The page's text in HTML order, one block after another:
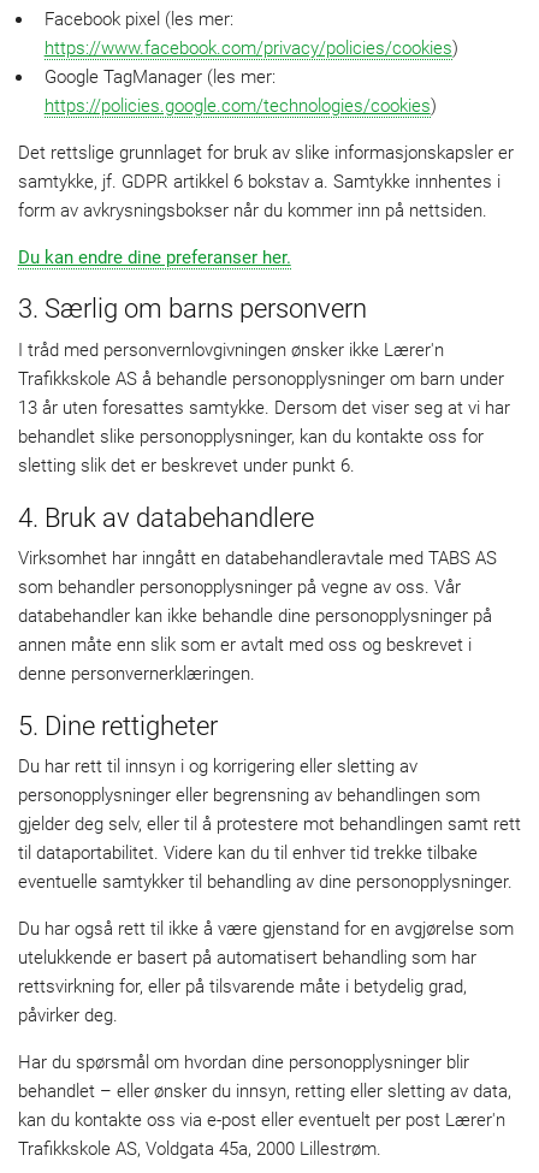
Facebook pixel (les mer:
https://www.facebook.com/privacy/policies/cookies)
Google TagManager (les mer:
https://policies.google.com/technologies/cookies)
Det rettslige grunnlaget for bruk av slike informasjonskapsler er
samtykke, jf. GDPR artikkel 6 bokstav a. Samtykke innhentes i
form av avkrysningsbokser når du kommer inn på nettsiden.
Du kan endre dine preferanser her.
3. Særlig om barns personvern
I tråd med personvernlovgivningen ønsker ikke Lærer'n
Trafikkskole AS å behandle personopplysninger om barn under
13 år uten foresattes samtykke. Dersom det viser seg at vi har
behandlet slike personopplysninger, kan du kontakte oss for
sletting slik det er beskrevet under punkt 6.
4. Bruk av databehandlere
Virksomhet har inngått en databehandleravtale med TABS AS
som behandler personopplysninger på vegne av oss. Vår
databehandler kan ikke behandle dine personopplysninger på
annen måte enn slik som er avtalt med oss og beskrevet i
denne personvernerklæringen.
5. Dine rettigheter
Du har rett til innsyn i og korrigering eller sletting av
personopplysninger eller begrensning av behandlingen som
gjelder deg selv, eller til å protestere mot behandlingen samt rett
til dataportabilitet. Videre kan du til enhver tid trekke tilbake
eventuelle samtykker til behandling av dine personopplysninger.
Du har også rett til ikke å være gjenstand for en avgjørelse som
utelukkende er basert på automatisert behandling som har
rettsvirkning for, eller på tilsvarende måte i betydelig grad,
påvirker deg.
Har du spørsmål om hvordan dine personopplysninger blir
behandlet – eller ønsker du innsyn, retting eller sletting av data,
kan du kontakte oss via e-post eller eventuelt per post Lærer'n
Trafikkskole AS, Voldgata 45a, 2000 Lillestrøm.